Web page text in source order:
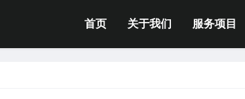
首页 关于我们 服务项目